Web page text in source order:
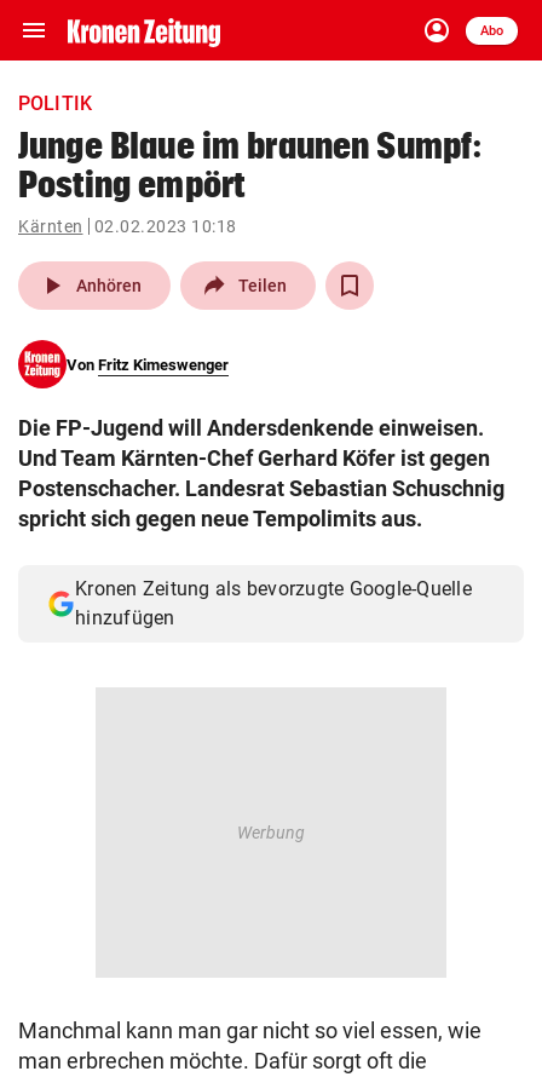
menu Navigation
ein-/ausklappen
account_circle
Anmelden
Abo
close Schließen
account_circle Anmelden
pin_drop
Wien arrow_right
search
eingeben
Muthgasse 2, 1190 Wien
POLITIK
Junge Blaue im braunen Sumpf:
Posting empört
Kärnten 02.02.2023 10:18
play_arrow Anhören Teilen
Von Fritz Kimeswenger
Die FP-Jugend will Andersdenkende einweisen.
Und Team Kärnten-Chef Gerhard Köfer ist gegen
Postenschacher. Landesrat Sebastian Schuschnig
spricht sich gegen neue Tempolimits aus.
Kronen Zeitung als bevorzugte Google-Quelle
hinzufügen
Manchmal kann man gar nicht so viel essen, wie
man erbrechen möchte. Dafür sorgt oft die